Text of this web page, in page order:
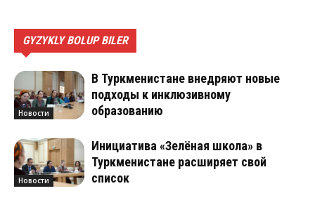
GYZYKLY BOLUP BILER
Новости
В Туркменистане внедряют новые
подходы к инклюзивному
образованию
Новости
Инициатива «Зелёная школа» в
Туркменистане расширяет свой
список